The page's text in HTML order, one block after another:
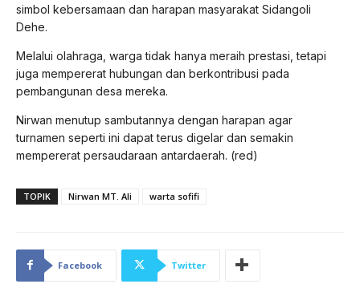
simbol kebersamaan dan harapan masyarakat Sidangoli
Dehe.
Melalui olahraga, warga tidak hanya meraih prestasi, tetapi
juga mempererat hubungan dan berkontribusi pada
pembangunan desa mereka.
Nirwan menutup sambutannya dengan harapan agar
turnamen seperti ini dapat terus digelar dan semakin
mempererat persaudaraan antardaerah. (red)
TOPIK Nirwan MT. Ali warta sofifi
Facebook Twitter